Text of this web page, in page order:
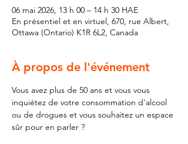
06 mai 2026, 13 h 00 – 14 h 30 HAE
En présentiel et en virtuel, 670, rue Albert,
Ottawa (Ontario) K1R 6L2, Canada
À propos de l'événement
Vous avez plus de 50 ans et vous vous
inquiétez de votre consommation d'alcool
ou de drogues et vous souhaitez un espace
sûr pour en parler ?